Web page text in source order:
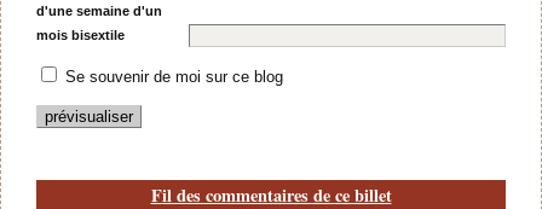
d'une semaine d'un
mois bisextile
Se souvenir de moi sur ce blog
Fil des commentaires de ce billet